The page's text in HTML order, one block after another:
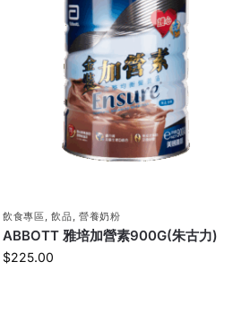
飲食專區,飲品, 營養奶粉
ABBOTT 雅培加營素900G(朱古力)
$225.00